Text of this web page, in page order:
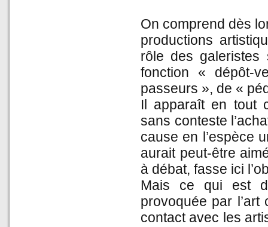
On comprend dès
productions
rôle des galeristes
fonction « dépôt-
passeurs », de «
Il apparaît en tout
sans conteste
cause en l’espèce
aurait peut-être
à débat, fasse ici
Mais ce qui est
provoquée par l’art
contact avec les